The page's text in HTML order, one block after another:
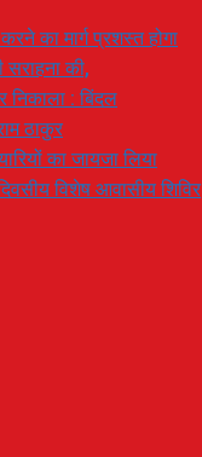
का मार्ग प्रशस्त होगा
सराहना की,
निकाला : बिंदल
ठाकुर
का जायजा लिया
विशेष आवासीय शिविर